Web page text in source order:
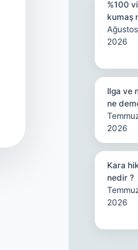
%100
kumaş
2026
Ilga ve
ne
2026
Kara
nedir ?
2026